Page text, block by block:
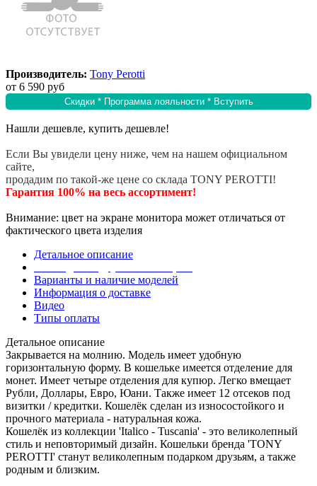
Производитель: Tony Perotti
от 6 590 руб
Скидки * Программа лояльности * Вступить
Нашли дешевле, купить дешевле!
Если Вы увидели цену ниже, чем на нашем официальном
сайте,
продадим по такой-же цене со склада TONY PEROTTI!
Гарантия 100% на весь ассортимент!
Внимание: цвет на экране монитора может отличаться от
фактического цвета изделия
Детальное описание
Варианты и наличие моделей
Информация о доставке
Видео
Типы оплаты
Детальное описание
Закрывается на молнию. Модель имеет удобную
горизонтальную форму. В кошельке имеется отделение для
монет. Имеет четыре отделения для купюр. Легко вмещает
Рубли, Доллары, Евро, Юани. Также имеет 12 отсеков под
визитки / кредитки. Кошелёк сделан из износостойкого и
прочного материала - натуральная кожа.
Кошелёк из коллекции 'Italico - Tuscania' - это великолепный
стиль и неповторимый дизайн. Кошельки бренда 'TONY
PEROTTI' станут великолепным подарком друзьям, а также
родным и близким.